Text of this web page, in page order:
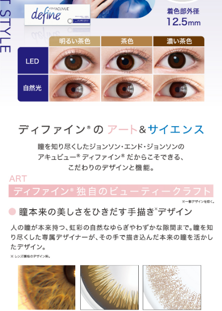
ITEM REVIEWS
この商品のレビュー
この商品のレビューはまだありません。
商品レビューの投稿は ログインが必要です。
OTHER COLOR